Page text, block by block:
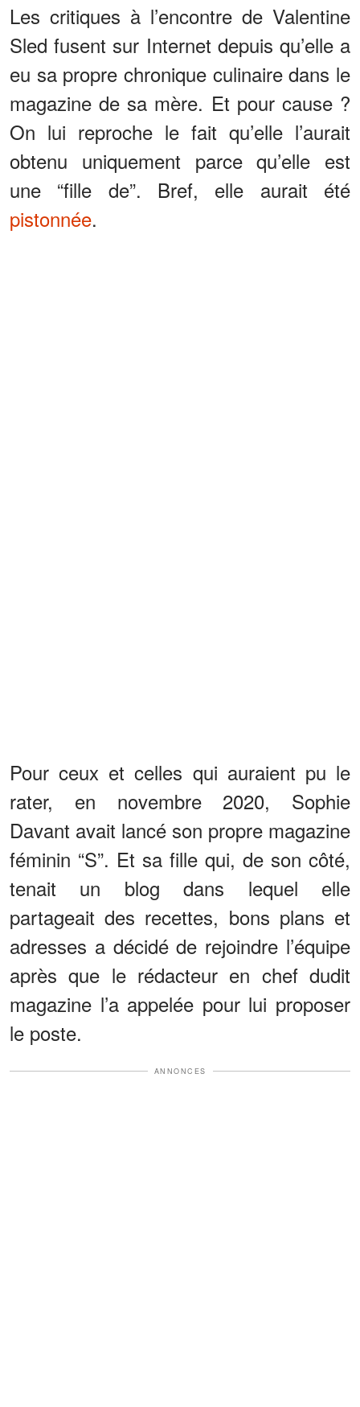
Les critiques à l’encontre de Valentine
Sled fusent sur Internet depuis qu’elle a
eu sa propre chronique culinaire dans le
magazine de sa mère. Et pour cause ?
On lui reproche le fait qu’elle l’aurait
obtenu uniquement parce qu’elle est
une “fille de”. Bref, elle aurait été
pistonnée.
Pour ceux et celles qui auraient pu le
rater, en novembre 2020, Sophie
Davant avait lancé son propre magazine
féminin “S”. Et sa fille qui, de son côté,
tenait un blog dans lequel elle
partageait des recettes, bons plans et
adresses a décidé de rejoindre l’équipe
après que le rédacteur en chef dudit
magazine l’a appelée pour lui proposer
le poste.
ANNONCES